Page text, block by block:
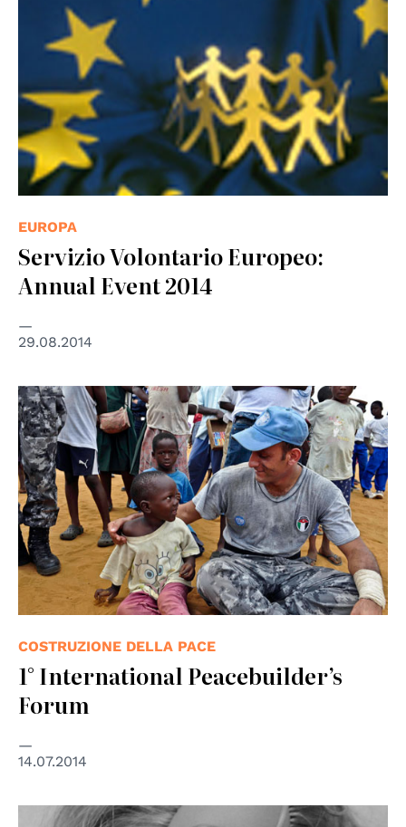
EUROPA
Servizio Volontario Europeo:
Annual Event 2014
29.08.2014
© UN Photo
COSTRUZIONE DELLA PACE
1° International Peacebuilder’s
Forum
14.07.2014